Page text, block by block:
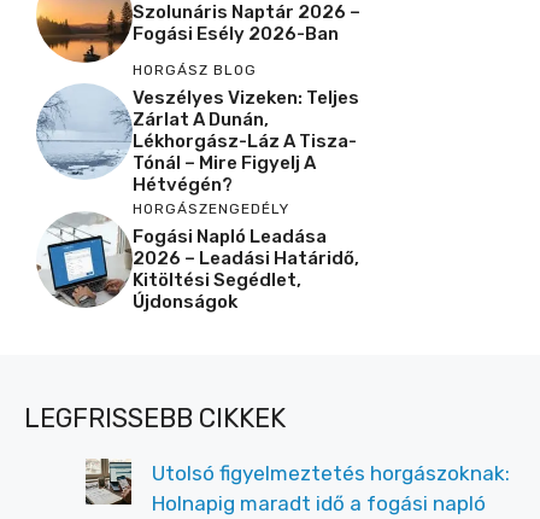
Szolunáris Naptár 2026 –
Fogási Esély 2026-Ban
HORGÁSZ BLOG
Veszélyes Vizeken: Teljes
Zárlat A Dunán,
Lékhorgász-Láz A Tisza-
Tónál – Mire Figyelj A
Hétvégén?
HORGÁSZENGEDÉLY
Fogási Napló Leadása
2026 – Leadási Határidő,
Kitöltési Segédlet,
Újdonságok
LEGFRISSEBB CIKKEK
Utolsó figyelmeztetés horgászoknak:
Holnapig maradt idő a fogási napló